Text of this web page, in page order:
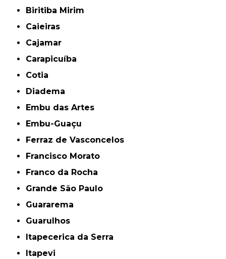
Biritiba Mirim
Caieiras
Cajamar
Carapicuíba
Cotia
Diadema
Embu das Artes
Embu-Guaçu
Ferraz de Vasconcelos
Francisco Morato
Franco da Rocha
Grande São Paulo
Guararema
Guarulhos
Itapecerica da Serra
Itapevi